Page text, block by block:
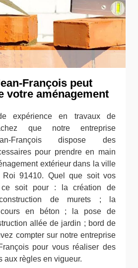
François peut
votre aménagement
expérience en travaux de
que notre entreprise
François dispose des
pour prendre en main
extérieur dans la ville
Roi 91410. Quel que soit vos
ce soit pour : la création de
de murets ; la
cours en béton ; la pose de
allée de jardin ; bord de
compter sur notre entreprise
pour vous réaliser des
aux règles en vigueur.